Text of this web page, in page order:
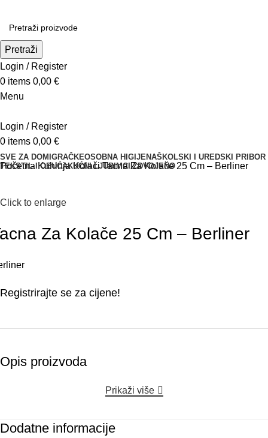
Pretraži
Login / Register
0 items 0,00 €
Menu
Login / Register
0 items 0,00 €
SVE ZA DOM IGRAČKEOSOBNA HIGIJENAŠKOLSKI I UREDSKI PRIBOR
TEKSTIL I OBUĆAKUĆNI LJUBIMCI IZDVOJENO
PočetnaKuhinjaKolačiTacna Za Kolače 25 Cm – Berliner
Click to enlarge
Za Kolače 25 Cm – Berliner
Registrirajte se za cijene!
Opis proizvoda
Prikaži više
Dodatne informacije